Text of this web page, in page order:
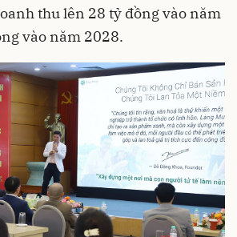
thu lên 28 tỷ đồng vào năm
vào năm 2028.